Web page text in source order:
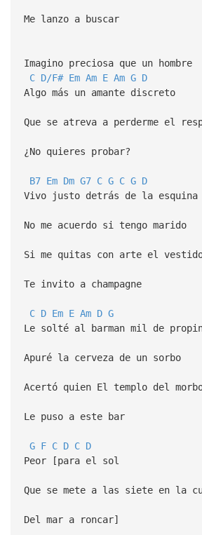
Me lanzo a buscar
Imagino preciosa que un hombre
C D/F# Em Am E Am G D
Algo más un amante discreto
Que se atreva a perderme el
¿No quieres probar?
B7 Em Dm G7 C G C G D
Vivo justo detrás de la esquina
No me acuerdo si tengo marido
Si me quitas con arte el
Te invito a champagne
C D Em E Am D G
Le solté al barman mil de
Apuré la cerveza de un sorbo
Acertó quien El templo del
Le puso a este bar
G F C D C D
Peor [para el sol
Que se mete a las siete en la
Del mar a roncar]